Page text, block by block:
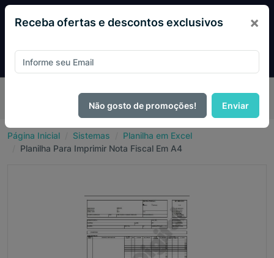
Desconto exclusivo! Pague com
PIX e ganhe 14% OFF em
todo o site no mês de Agosto.
Página Inicial Sistemas
Planilha em Excel
Planilha Para Imprimir Nota Fiscal Em A4
Receba ofertas e descontos exclusivos ×
Não gosto de promoções! Enviar